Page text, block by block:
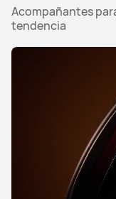
Acompañantes
tendencia